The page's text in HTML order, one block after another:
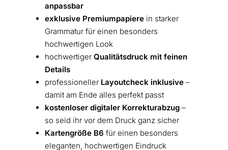
anpassbar
exklusive Premiumpapierein starker
Grammatur für einen besonders
hochwertigen Look
hochwertiger Qualitätsdruck mit feinen
Details
professioneller Layoutcheck inklusive–
damit am Ende alles perfekt passt
kostenloser digitaler Korrekturabzug–
so seid ihr vor dem Druck ganz sicher
Kartengröße B6 für einen besonders
eleganten, hochwertigen Eindruck